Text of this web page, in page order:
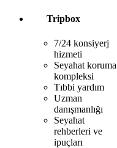
Tripbox
7/24 konsiyerj
hizmeti
Seyahat koruma
kompleksi
Tıbbi yardım
Uzman
danışmanlığı
Seyahat
rehberleri ve
ipuçları